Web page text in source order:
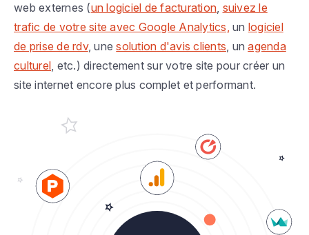
web externes (un logiciel de facturation, suivez le
trafic de votre site avec Google Analytics, un logiciel
de prise de rdv, unesolution d'avis clients, unagenda
culturel, etc.) directement sur votre site pour créer un
site internet encore plus complet et performant.